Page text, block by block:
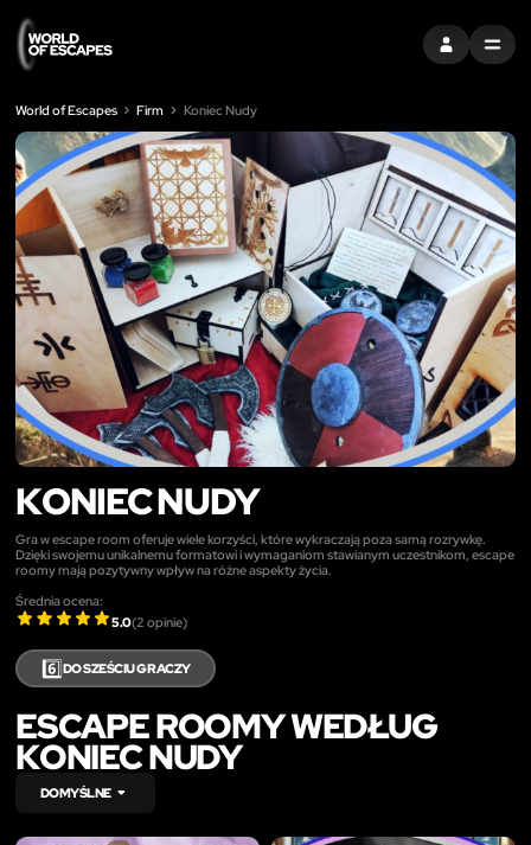
ZALOGUJ SIĘ
MENU
World of Escapes Firm Koniec Nudy
KONIEC NUDY
Gra w escape room oferuje wiele korzyści, które wykraczają poza samą rozrywkę.
Dzięki swojemu unikalnemu formatowi i wymaganiom stawianym uczestnikom, escape
roomy mają pozytywny wpływ na różne aspekty życia.
Średnia ocena:
5.0(2 opinie)
6️⃣DO SZEŚCIU GRACZY
ESCAPE ROOMY WEDŁUG
KONIEC NUDY
DOMYŚLNE